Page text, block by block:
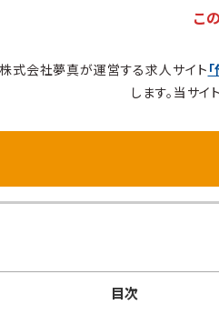
こ
株式会社夢真が運営する求人サイト
します。当サイ
目次